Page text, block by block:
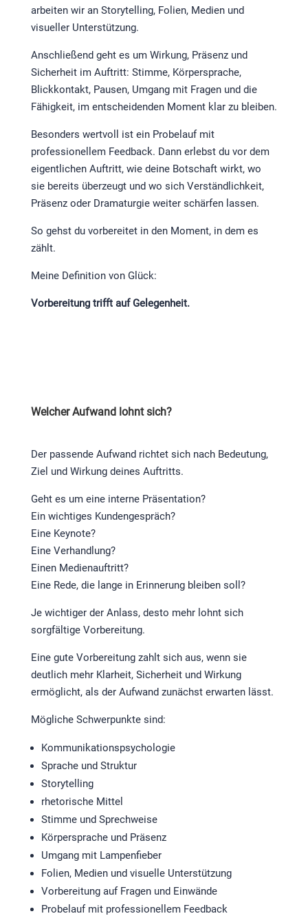
arbeiten wir an Storytelling, Folien, Medien und
visueller Unterstützung.
Anschließend geht es um Wirkung, Präsenz und
Sicherheit im Auftritt: Stimme, Körpersprache,
Blickkontakt, Pausen, Umgang mit Fragen und die
Fähigkeit, im entscheidenden Moment klar zu bleiben.
Besonders wertvoll ist ein Probelauf mit
professionellem Feedback. Dann erlebst du vor dem
eigentlichen Auftritt, wie deine Botschaft wirkt, wo
sie bereits überzeugt und wo sich Verständlichkeit,
Präsenz oder Dramaturgie weiter schärfen lassen.
So gehst du vorbereitet in den Moment, in dem es
zählt.
Meine Definition von Glück:
Vorbereitung trifft auf Gelegenheit.
Welcher Aufwand lohnt sich?
Der passende Aufwand richtet sich nach Bedeutung,
Ziel und Wirkung deines Auftritts.
Geht es um eine interne Präsentation?
Ein wichtiges Kundengespräch?
Eine Keynote?
Eine Verhandlung?
Einen Medienauftritt?
Eine Rede, die lange in Erinnerung bleiben soll?
Je wichtiger der Anlass, desto mehr lohnt sich
sorgfältige Vorbereitung.
Eine gute Vorbereitung zahlt sich aus, wenn sie
deutlich mehr Klarheit, Sicherheit und Wirkung
ermöglicht, als der Aufwand zunächst erwarten lässt.
Mögliche Schwerpunkte sind:
Kommunikationspsychologie
Sprache und Struktur
Storytelling
rhetorische Mittel
Stimme und Sprechweise
Körpersprache und Präsenz
Umgang mit Lampenfieber
Folien, Medien und visuelle Unterstützung
Vorbereitung auf Fragen und Einwände
Probelauf mit professionellem Feedback